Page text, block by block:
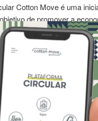
Cotton Move é uma
de promover a
focando na reciclagem
têxtil. A plataforma
incluindo produtores,
o descarte
ciclo e fomentando um
e fortalecer a moda
descartar suas roupas